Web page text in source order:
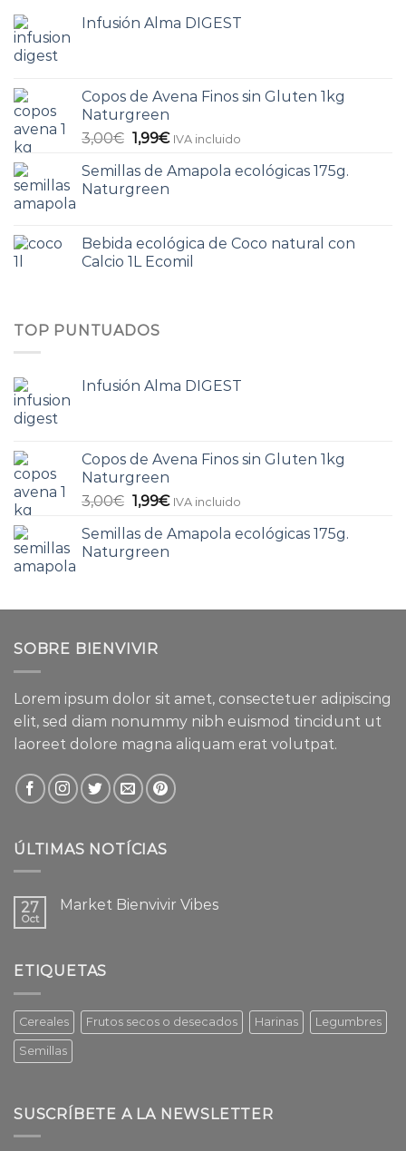
Infusión Alma DIGEST
Copos de Avena Finos sin Gluten 1kg
Naturgreen
3,00€ 1,99€ IVA incluido
Semillas de Amapola ecológicas 175g.
Naturgreen
Bebida ecológica de Coco natural con
Calcio 1L Ecomil
TOP PUNTUADOS
Infusión Alma DIGEST
Copos de Avena Finos sin Gluten 1kg
Naturgreen
3,00€ 1,99€ IVA incluido
Semillas de Amapola ecológicas 175g.
Naturgreen
SOBRE BIENVIVIR
Lorem ipsum dolor sit amet, consectetuer adipiscing
elit, sed diam nonummy nibh euismod tincidunt ut
laoreet dolore magna aliquam erat volutpat.
ÚLTIMAS NOTÍCIAS
27
Oct
Market Bienvivir Vibes
ETIQUETAS
Cereales Frutos secos o desecados Harinas Legumbres
Semillas
SUSCRÍBETE A LA NEWSLETTER